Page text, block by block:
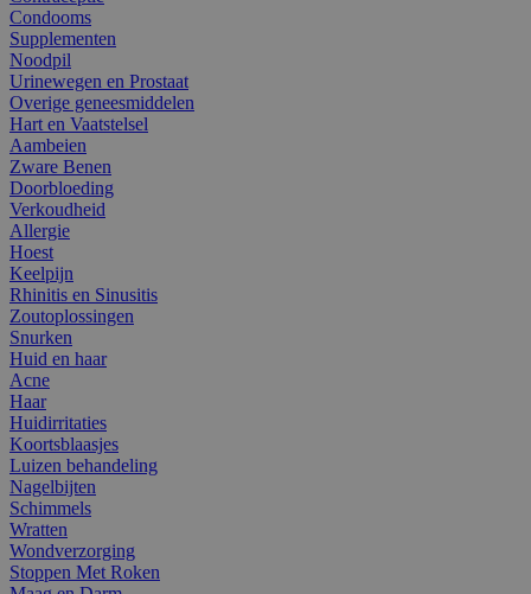
Condooms
Supplementen
Noodpil
Urinewegen en Prostaat
Overige geneesmiddelen
Hart en Vaatstelsel
Aambeien
Zware Benen
Doorbloeding
Verkoudheid
Allergie
Hoest
Keelpijn
Rhinitis en Sinusitis
Zoutoplossingen
Snurken
Huid en haar
Acne
Haar
Huidirritaties
Koortsblaasjes
Luizen behandeling
Nagelbijten
Schimmels
Wratten
Wondverzorging
Stoppen Met Roken